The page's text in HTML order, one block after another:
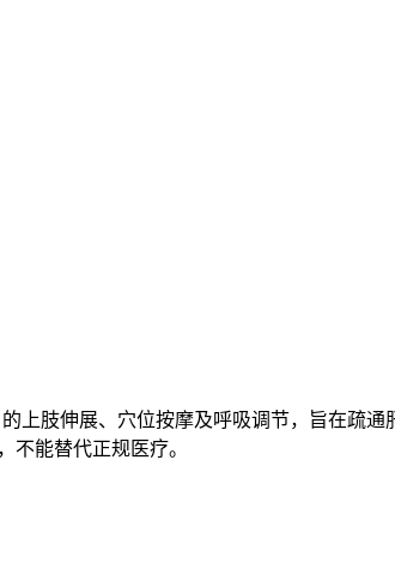
上肢伸展、穴位按摩及呼吸调节，旨在疏
不能替代正规医疗。